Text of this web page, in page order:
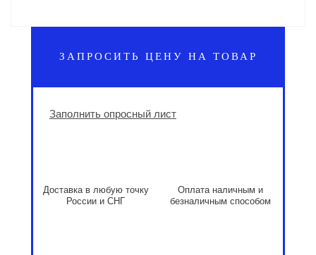
ЗАПРОСИТЬ ЦЕНУ НА ТОВАР
Заполнить опросный лист
Доставка в любую точку
России и СНГ
Оплата наличным и
безналичным способом